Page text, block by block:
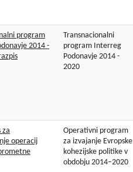
program
2014 -
Transnacionalni
program Interreg
Podonavje 2014 -
2020
za
operacij
Operativni program
za izvajanje Evropske
kohezijske politike v
obdobju 2014–2020